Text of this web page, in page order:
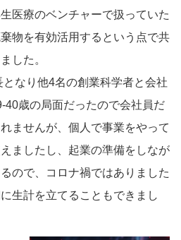
医療のベンチャーで扱っていた
物を有効活用するという点で共
した。
なり他4名の創業科学者と会社
40歳の局面だったので会社員だ
ませんが、個人で事業をやって
ましたし、起業の準備をしなが
ので、コロナ禍ではありました
生計を立てることもできまし